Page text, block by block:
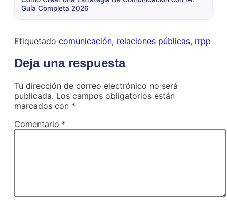
Guía Completa 2026
Etiquetado comunicación, relaciones públicas, rrpp
Deja una respuesta
Tu dirección de correo electrónico no será
publicada. Los campos obligatorios están
marcados con *
Comentario *